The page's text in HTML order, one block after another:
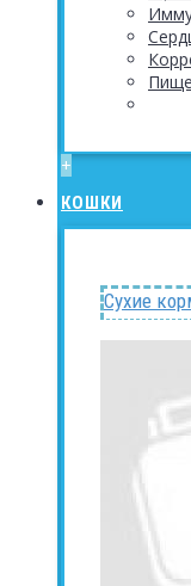
+
КОШКИ
Сухие